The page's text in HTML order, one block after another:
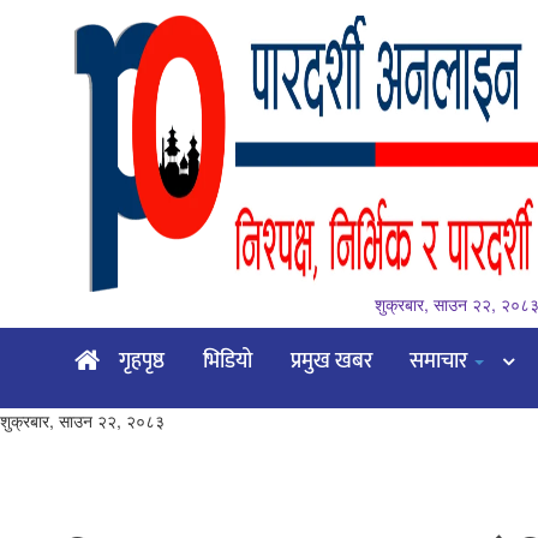
गृहपृष्ठ
प्रमुख
शुक्रबार, साउन २२, २०८३
गृहपृष्ठ भिडियो प्रमुख खबर समाचार
शुक्रबार, साउन २२, २०८३